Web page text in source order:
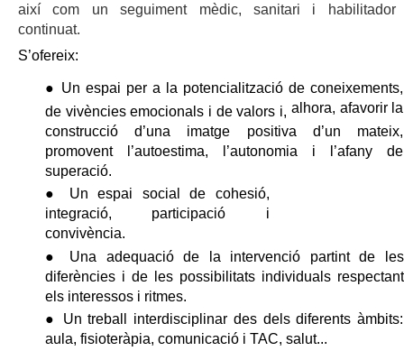
així com un seguiment mèdic, sanitari i habilitador
continuat.
S’ofereix:
● Un espai per a la potencialització de coneixements,
de vivències emocionals i de valors i, alhora, afavorir la
construcció d’una imatge positiva d’un mateix,
promovent l’autoestima, l’autonomia i l’afany de
superació.
● Un espai social de cohesió,
integració, participació i
convivència.
● Una adequació de la intervenció partint de les
diferències i de les possibilitats individuals respectant
els interessos i ritmes.
● Un treball interdisciplinar des dels diferents àmbits:
aula, fisioteràpia, comunicació i TAC, salut...